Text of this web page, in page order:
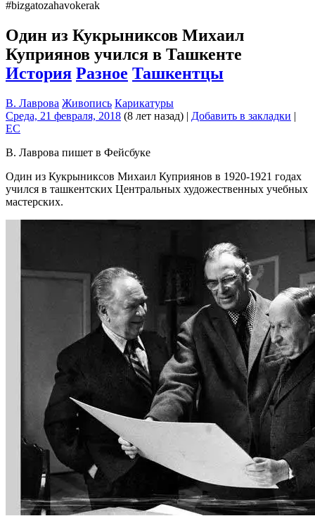
#bizgatozahavokerak
Один из Кукрыниксов Михаил
Куприянов учился в Ташкенте
История Разное Ташкентцы
В. Лаврова Живопись Карикатуры
Среда, 21 февраля, 2018 (8 лет назад) | Добавить в закладки |
EC
В. Лаврова пишет в Фейсбуке
Один из Кукрыниксов Михаил Куприянов в 1920-1921 годах
учился в ташкентских Центральных художественных учебных
мастерских.